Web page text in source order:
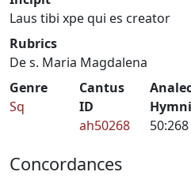
Laus tibi xpe qui es creator
Rubrics
De s. Maria Magdalena
Genre
Sq
Cantus
ID
ah50268
50:268
Concordances